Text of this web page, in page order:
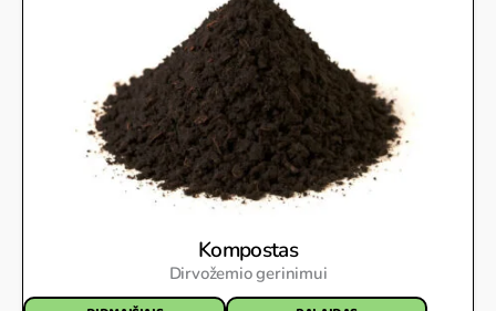
Kompostas
Dirvožemio gerinimui